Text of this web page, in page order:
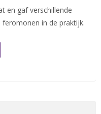
en gaf verschillende
in de praktijk.